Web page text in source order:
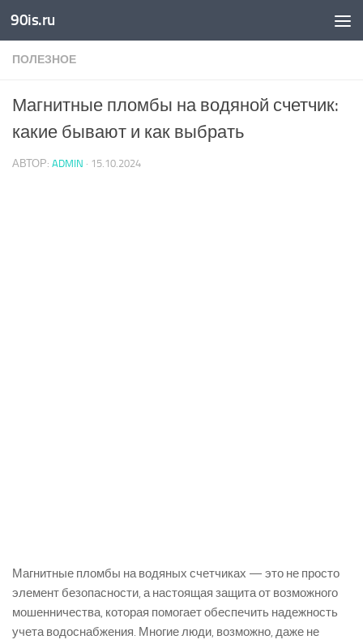
Skip to content
90is.ru
ПОЛЕЗНОЕ
Магнитные пломбы на водяной счетчик:
какие бывают и как выбрать
АВТОР: ADMIN · 15.10.2024
Магнитные пломбы на водяных счетчиках — это не просто
элемент безопасности, а настоящая защита от возможного
мошенничества, которая помогает обеспечить надежность
учета водоснабжения. Многие люди, возможно, даже не